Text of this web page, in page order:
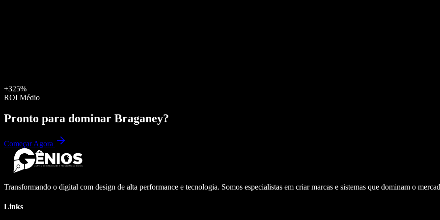
+325%
ROI Médio
Pronto para dominar Braganey?
Começar Agora
Transformando o digital com design de alta performance e tecnologia. Somos especialistas em criar marcas e sistemas que dominam o
Links